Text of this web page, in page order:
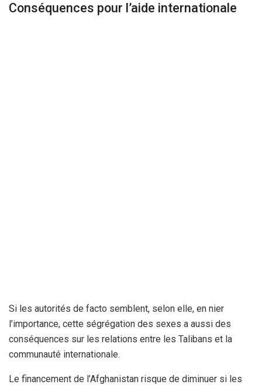
Conséquences pour l’aide internationale
Si les autorités de facto semblent, selon elle, en nier
l’importance, cette ségrégation des sexes a aussi des
conséquences sur les relations entre les Talibans et la
communauté internationale.
Le financement de l’Afghanistan risque de diminuer si les